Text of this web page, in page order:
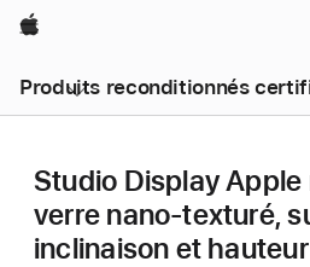
Apple
Produits reconditionnés
Studio Display
verre nano-texturé,
inclinaison et